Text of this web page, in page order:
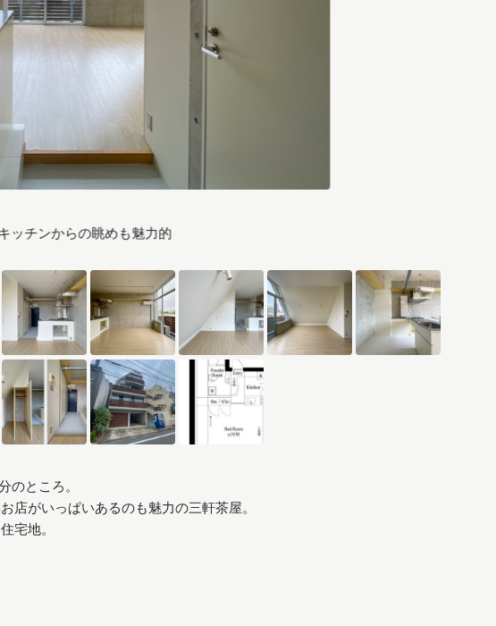
ッチンからの眺めも魅力的
ところ。
店がいっぱいあるのも魅力の三軒茶屋。
宅地。